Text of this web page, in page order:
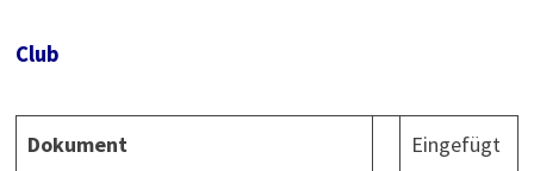
Club
Dokument Eingefügt